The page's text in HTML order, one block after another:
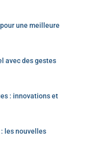
une meilleure
avec des gestes
: innovations et
les nouvelles